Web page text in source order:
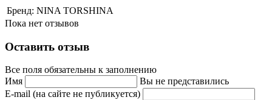
Бренд: NINA TORSHINA
Пока нет отзывов
Оставить отзыв
Все поля обязательны к заполнению
Имя
Вы не представились
E-mail (на сайте не публикуется)